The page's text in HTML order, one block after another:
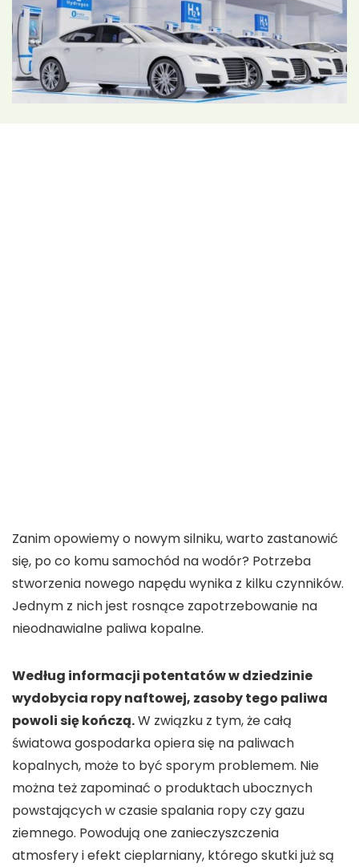
Zanim opowiemy o nowym silniku, warto zastanowić
się, po co komu samochód na wodór? Potrzeba
stworzenia nowego napędu wynika z kilku czynników.
Jednym z nich jest rosnące zapotrzebowanie na
nieodnawialne paliwa kopalne.
Według informacji potentatów w dziedzinie
wydobycia ropy naftowej, zasoby tego paliwa
powoli się kończą.W związku z tym, że całą
światowa gospodarka opiera się na paliwach
kopalnych, może to być sporym problemem. Nie
można też zapominać o produktach ubocznych
powstających w czasie spalania ropy czy gazu
ziemnego. Powodują one zanieczyszczenia
atmosfery i efekt cieplarniany, którego skutki już są